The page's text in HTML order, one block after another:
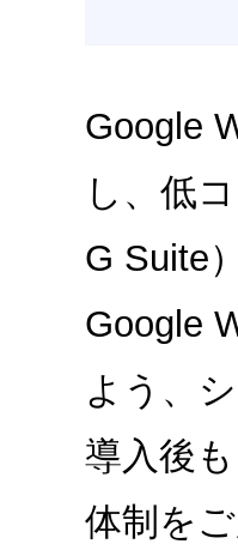
Google
し、低
G Suite
Google
よう、
導入後
体制を